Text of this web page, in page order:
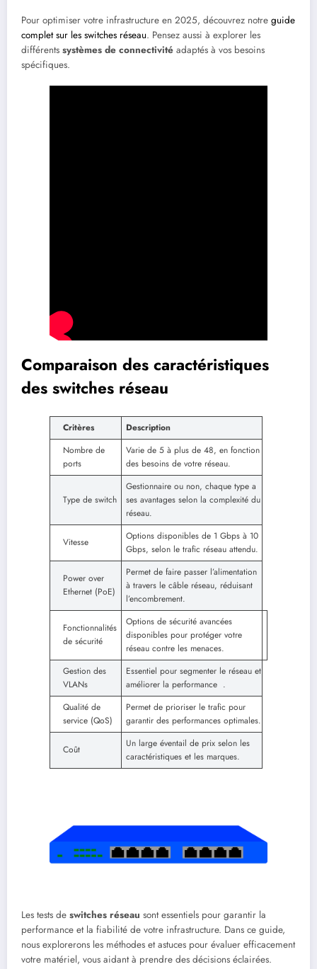
Pour optimiser votre infrastructure en 2025, découvrez notre guide
complet sur les switches réseau. Pensez aussi à explorer les
différents systèmes de connectivité adaptés à vos besoins
spécifiques.
Comparaison des caractéristiques
des switches réseau
Critères
Description
Nombre de
ports
Varie de 5 à plus de 48, en fonction
des besoins de votre réseau.
Type de switch
Gestionnaire ou non, chaque type a
ses avantages selon la complexité du
réseau.
Vitesse
Options disponibles de 1 Gbps à 10
Gbps, selon le trafic réseau attendu.
Power over
Ethernet (PoE)
Permet de faire passer l’alimentation
à travers le câble réseau, réduisant
l’encombrement.
Fonctionnalités
de sécurité
Options de sécurité avancées
disponibles pour protéger votre
réseau contre les menaces.
Gestion des
VLANs
Essentiel pour segmenter le réseau et
améliorer la performance .
Qualité de
service (QoS)
Permet de prioriser le trafic pour
garantir des performances optimales.
Coût
Un large éventail de prix selon les
caractéristiques et les marques.
Les tests de switches réseau sont essentiels pour garantir la
performance et la fiabilité de votre infrastructure. Dans ce guide,
nous explorerons les méthodes et astuces pour évaluer efficacement
votre matériel, vous aidant à prendre des décisions éclairées.